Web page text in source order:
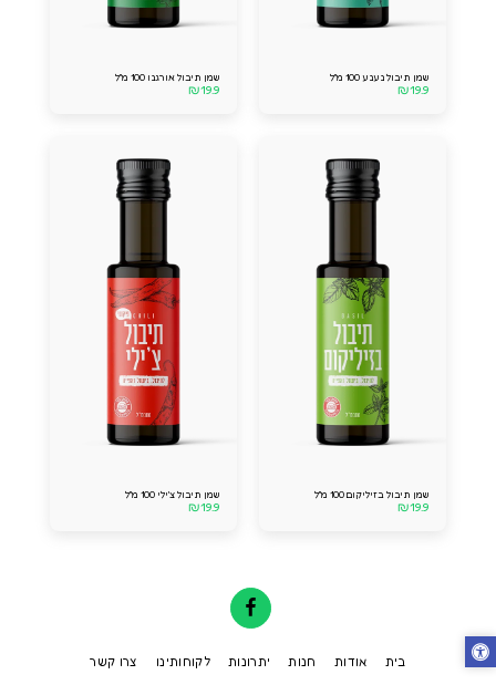
שמן תיבול נענע 100 מ''ל
₪19.9
שמן תיבול אורגנו 100 מ''ל
₪19.9
שמן תיבול בזיליקום 100 מ''ל
₪19.9
שמן תיבול צ'ילי 100 מ''ל
₪19.9
בית אודות חנות יתרונות לקוחותינו צרו קשר